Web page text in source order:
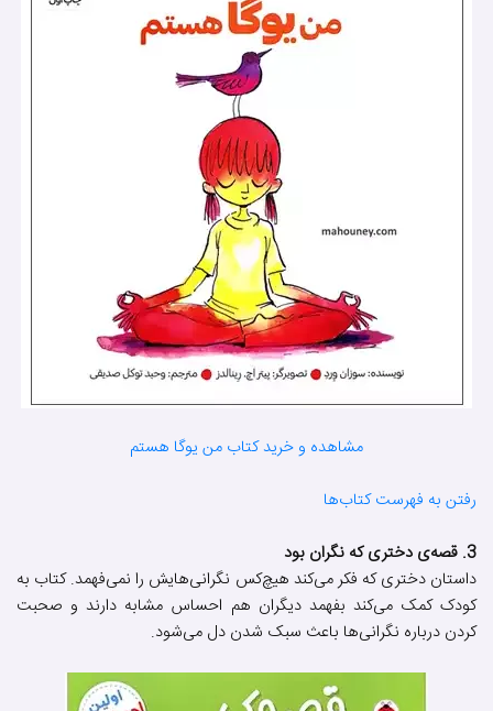
مشاهده و خرید کتاب من یوگا هستم
رفتن به فهرست کتاب‌ها
3. قصه‌ی دختری که نگران بود
داستان دختری که فکر می‌کند هیچ‌کس نگرانی‌هایش را نمی‌فهمد. کتاب به
کودک کمک می‌کند بفهمد دیگران هم احساس مشابه دارند و صحبت
کردن درباره نگرانی‌ها باعث سبک شدن دل می‌شود.